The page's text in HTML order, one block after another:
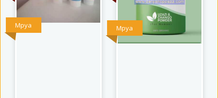
Mpya Mpya